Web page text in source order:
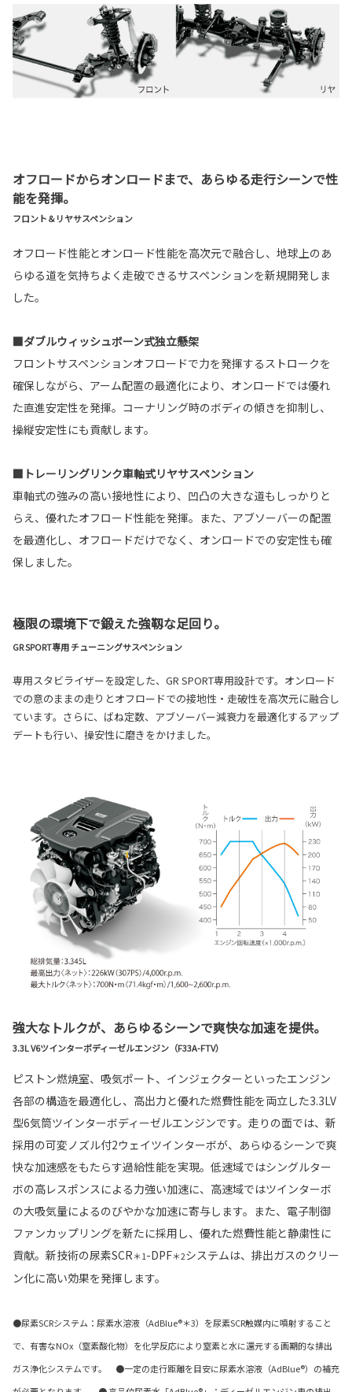
オフロードからオンロードまで、あらゆる走行シーンで性
能を発揮。
フロント＆リヤサスペンション
オフロード性能とオンロード性能を高次元で融合し、地球上のあ
らゆる道を気持ちよく走破できるサスペンションを新規開発しま
した。
■ダブルウィッシュボーン式独立懸架
フロントサスペンションオフロードで力を発揮するストロークを
確保しながら、アーム配置の最適化により、オンロードでは優れ
た直進安定性を発揮。コーナリング時のボディの傾きを抑制し、
操縦安定性にも貢献します。
■トレーリングリンク車軸式リヤサスペンション
車軸式の強みの高い接地性により、凹凸の大きな道もしっかりと
らえ、優れたオフロード性能を発揮。また、アブソーバーの配置
を最適化し、オフロードだけでなく、オンロードでの安定性も確
保しました。
極限の環境下で鍛えた強靱な足回り。
GR SPORT専用 チューニングサスペンション
専用スタビライザーを設定した、GR SPORT専用設計です。オンロード
での意のままの走りとオフロードでの接地性・走破性を高次元に融合し
ています。さらに、ばね定数、アブソーバー減衰力を最適化するアップ
デートも行い、操安性に磨きをかけました。
強大なトルクが、あらゆるシーンで爽快な加速を提供。
3.3L V6ツインターボディーゼルエンジン（F33A-FTV）
ピストン燃焼室、吸気ポート、インジェクターといったエンジン
各部の構造を最適化し、高出力と優れた燃費性能を両立した3.3LV
型6気筒ツインターボディーゼルエンジンです。走りの面では、新
採用の可変ノズル付2ウェイツインターボが、あらゆるシーンで爽
快な加速感をもたらす過給性能を実現。低速域ではシングルター
ボの高レスポンスによる力強い加速に、高速域ではツインターボ
の大吸気量によるのびやかな加速に寄与します。また、電子制御
ファンカップリングを新たに採用し、優れた燃費性能と静粛性に
貢献。新技術の尿素SCR＊1-DPF＊2システムは、排出ガスのクリー
ン化に高い効果を発揮します。
●尿素SCRシステム：尿素水溶液（AdBlue®＊3）を尿素SCR触媒内に噴射すること
で、有害なNOx（窒素酸化物）を化学反応により窒素と水に還元する画期的な排出
ガス浄化システムです。 ●一定の走行距離を目安に尿素水溶液（AdBlue®）の補充